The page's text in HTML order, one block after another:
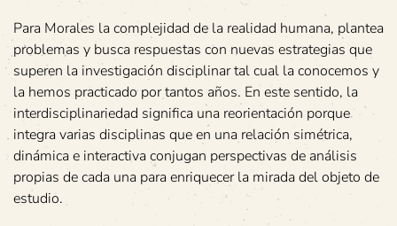
Para Morales la complejidad de la realidad humana, plantea
problemas y busca respuestas con nuevas estrategias que
superen la investigación disciplinar tal cual la conocemos y
la hemos practicado por tantos años. En este sentido, la
interdisciplinariedad significa una reorientación porque
integra varias disciplinas que en una relación simétrica,
dinámica e interactiva conjugan perspectivas de análisis
propias de cada una para enriquecer la mirada del objeto de
estudio.